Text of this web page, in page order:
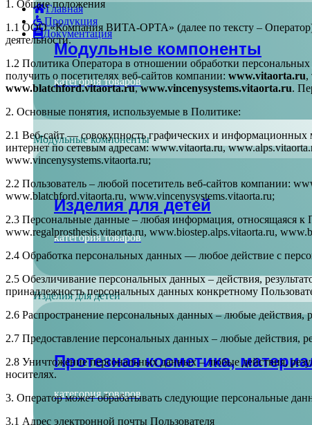
Главная
Продукция
Документация
Модульные компоненты
категория товаров
Модульные компоненты
Изделия для детей
категория товаров
Изделия для детей
Протезная косметика,
категория товаров
1. Общие положения
1.1 ООО «Компания ВИТА-ОРТА» (далее по тексту – Оператор)
деятельности.
1.2 Политика Оператора в отношении обработки
получить о посетителях веб-сайтов компании: www.vitaorta.ru,
www.blatchford.vitaorta.ru,www.vincenysystems.vitaorta.ru.
2. Основные понятия, используемые в Политике:
2.1 Веб-сайт — совокупность графических и
интернет по сетевым адресам: www.vitaorta.ru,
www.vincenysystems.vitaorta.ru;
2.2 Пользователь – любой посетитель веб-сайтов компании:
www.blatchford.vitaorta.ru, www.vincenysystems.vitaorta.ru;
2.3 Персональные данные – любая информация, относящаяся
www.regalprosthesis.vitaorta.ru, www.biostep.alps.vitaorta.ru,
2.4 Обработка персональных данных — любое действие с
2.5 Обезличивание персональных данных – действия,
принадлежность персональных данных конкретному
2.6 Распространение персональных данных – любые действия,
2.7 Предоставление персональных данных – любые действия,
2.8 Уничтожение персональных данных – любые действия,
носителях.
3. Оператор может обрабатывать следующие персональные
3.1 Адрес электронной почты Пользователя